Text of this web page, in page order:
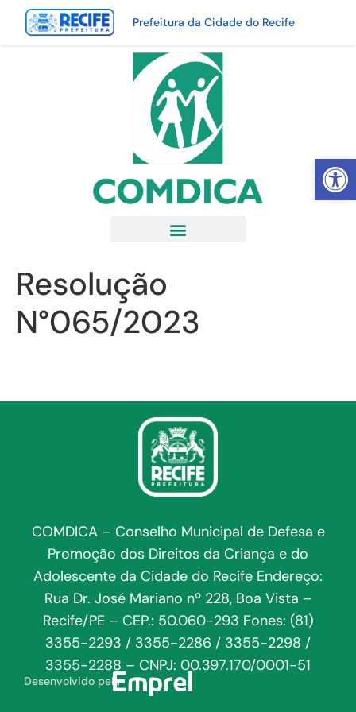
Abrir
Prefeitura da Cidade do Recife
Resolução
N°065/2023
COMDICA – Conselho Municipal de Defesa e
Promoção dos Direitos da Criança e do
Adolescente da Cidade do Recife Endereço:
Rua Dr. José Mariano nº 228, Boa Vista –
Recife/PE – CEP.: 50.060-293 Fones: (81)
3355-2293 / 3355-2286 / 3355-2298 /
3355-2288 – CNPJ: 00.397.170/0001-51
Desenvolvido pela